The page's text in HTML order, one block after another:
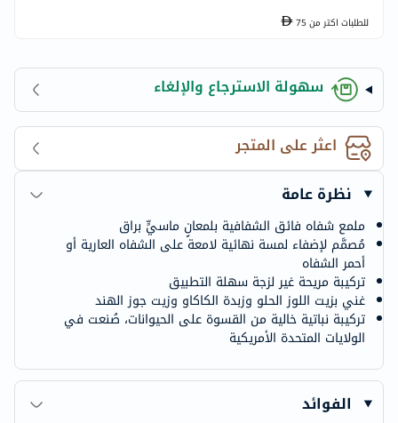
للطلبات اكتر من75
سهولة الاسترجاع والإلغاء
اعثر على المتجر
نظرة عامة
ملمع شفاه فائق الشفافية بلمعانٍ ماسيٍّ براق
مُصمَّم لإضفاء لمسة نهائية لامعة على الشفاه العارية أو
أحمر الشفاه
تركيبة مريحة غير لزجة سهلة التطبيق
غني بزيت اللوز الحلو وزبدة الكاكاو وزيت جوز الهند
تركيبة نباتية خالية من القسوة على الحيوانات، صُنعت في
الولايات المتحدة الأمريكية
الفوائد